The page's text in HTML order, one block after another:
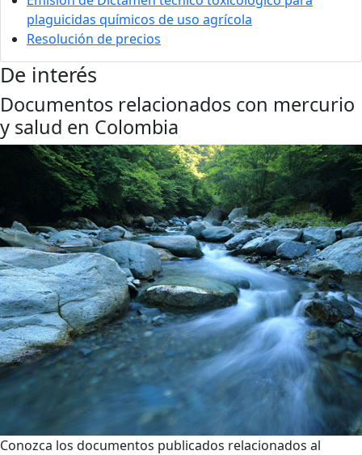
plaguicidas químicos de uso agrícola
Resolución de precios
De interés
Documentos relacionados con mercurio
y salud en Colombia
Conozca los documentos publicados relacionados al